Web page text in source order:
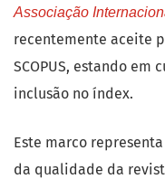
Associação
recentemente aceite
SCOPUS, estando em
inclusão no índex.
Este marco
da qualidade da